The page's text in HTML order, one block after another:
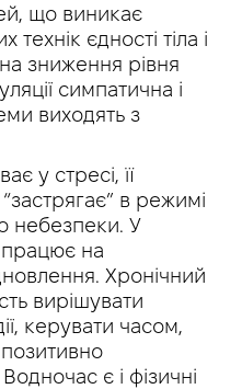
що виникає
технік єдності тіла і
зниження рівня
симпатична і
виходять з
у стресі, її
в режимі
небезпеки. У
працює на
Хронічний
вирішувати
керувати часом,
позитивно
є і фізичні